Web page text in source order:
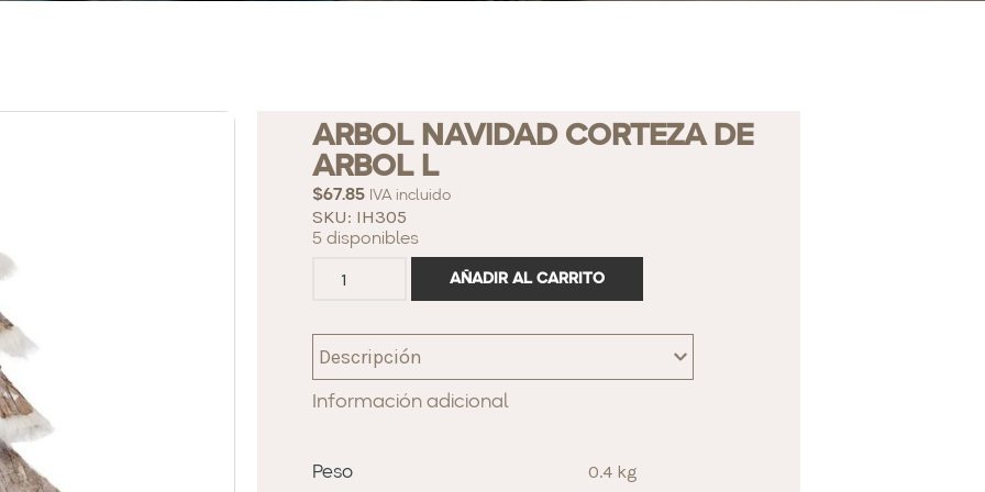
ARBOL NAVIDAD CORTEZA DE
ARBOL L
$67.85 IVA incluido
SKU: IH305
5 disponibles
AÑADIR AL CARRITO
Descripción
Información adicional
Peso 0.4 kg